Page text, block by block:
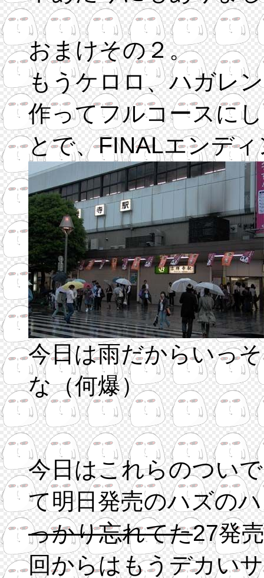
おまけその２。
もうケロロ、ハガレ
作ってフルコースに
とで、FINALエンデ
今日は雨だからいっ
な（何爆）
今日はこれらのつい
て明日発売のハズの
っかり忘れてた27発
回からはもうデカい